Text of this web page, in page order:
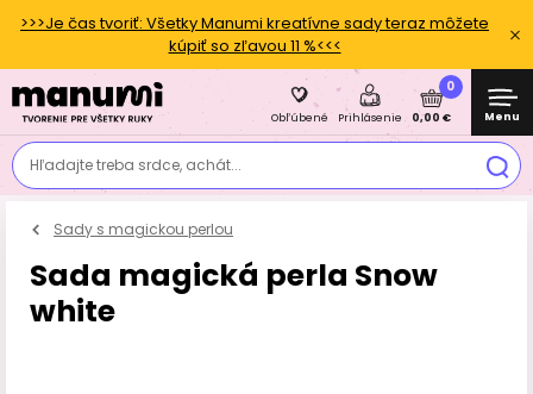
>>>Je čas tvoriť: Všetky Manumi kreatívne sady teraz môžete
kúpiť so zľavou 11 %<<<
Hľadajte treba srdce, achát...
Obľúbené Prihlásenie
0
0,00 € Menu
Sady s magickou perlou
Sada magická perla Snow
white